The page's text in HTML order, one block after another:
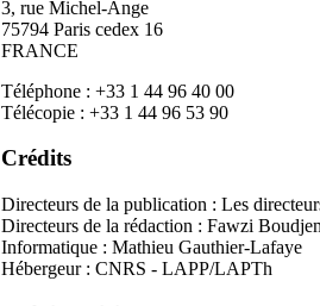
3, rue Michel-Ange
75794 Paris cedex 16
FRANCE
Téléphone : +33 1 44 96 40 00
Télécopie : +33 1 44 96 53 90
Crédits
Directeurs de la publication : Les
Directeurs de la rédaction : Fawzi
Informatique : Mathieu Gauthier-Lafaye
Hébergeur : CNRS - LAPP/LAPTh